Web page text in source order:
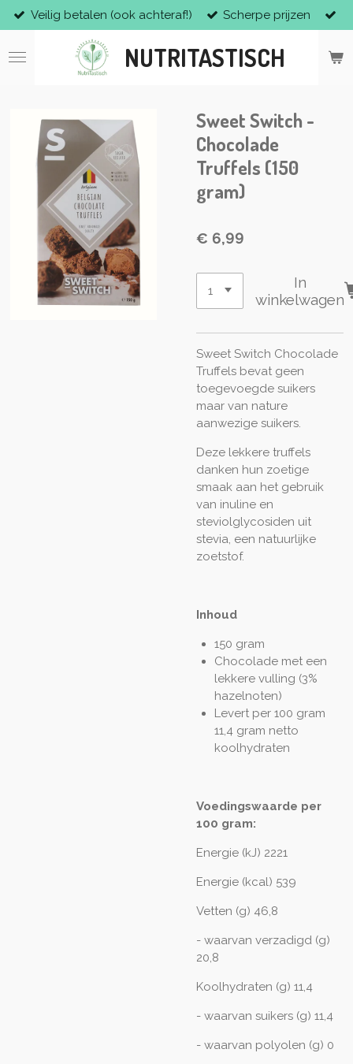
Ga
direct
naar
NUTRITASTISCH
Veilig betalen (ook achteraf!) Scherpe prijzen
Sweet Switch -
Chocolade
Truffels (150
gram)
€ 6,99
In
winkelwagen
Sweet Switch Chocolade
Truffels bevat geen
toegevoegde suikers
maar van nature
aanwezige suikers.
Deze lekkere truffels
danken hun zoetige
smaak aan het gebruik
van inuline en
steviolglycosiden uit
stevia, een natuurlijke
zoetstof.
Inhoud
150 gram
Chocolade met een
lekkere vulling (3%
hazelnoten)
Levert per 100 gram
11,4 gram netto
koolhydraten
Voedingswaarde per
100 gram:
Energie (kJ) 2221
Energie (kcal) 539
Vetten (g) 46,8
- waarvan verzadigd (g)
20,8
Koolhydraten (g) 11,4
- waarvan suikers (g) 11,4
- waarvan polyolen (g) 0